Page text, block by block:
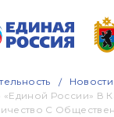
Новости
России» В
С